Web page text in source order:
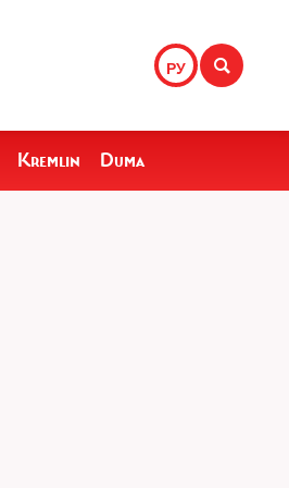
РУ
Kremlin Duma